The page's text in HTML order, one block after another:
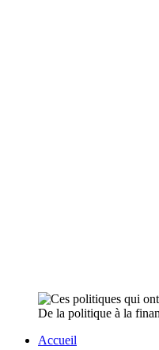
De la politique à la
Accueil